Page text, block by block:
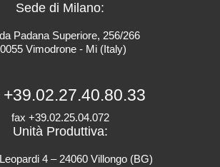
Sede di Milano:
Padana Superiore, 256/266
Vimodrone - Mi (Italy)
+39.02.27.40.80.33
fax +39.02.25.04.072
Unità Produttiva:
4 – 24060 Villongo (BG)